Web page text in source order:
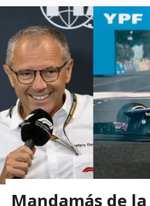
Mandamás de